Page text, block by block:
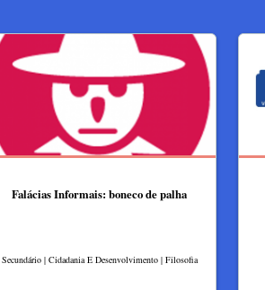
Falácias Informais: boneco de palha
Secundário | Cidadania E Desenvolvimento | Filosofia